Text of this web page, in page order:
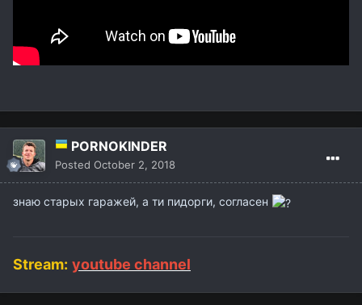
PORNOKINDER
Posted October 2, 2018
знаю старых гаражей, а ти пидорги, согласен
Stream: youtube channel